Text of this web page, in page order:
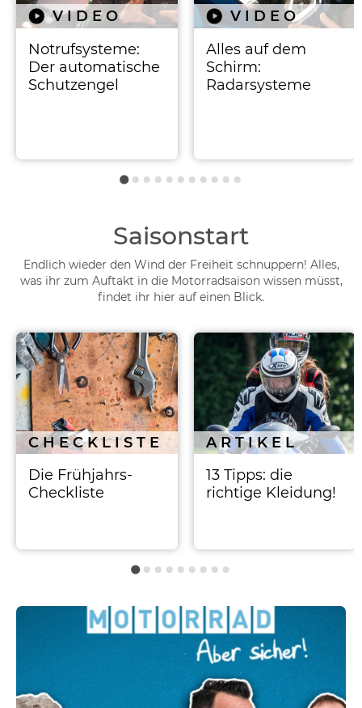
VIDEO
Notrufsysteme:
Der automatische
Schutzengel
VIDEO
Alles auf dem
Schirm:
Radarsysteme
Saisonstart
Endlich wieder den Wind der Freiheit schnuppern! Alles,
was ihr zum Auftakt in die Motorradsaison wissen müsst,
findet ihr hier auf einen Blick.
CHECKLISTE
Die Frühjahrs-
Checkliste
ARTIKEL
13 Tipps: die
richtige Kleidung!